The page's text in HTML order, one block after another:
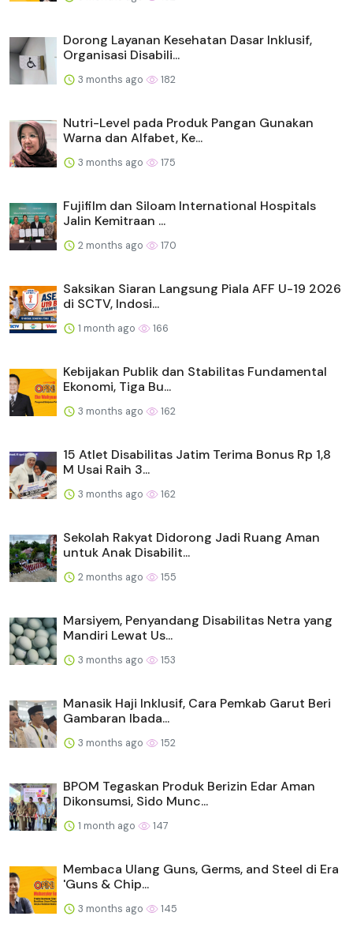
Dorong Layanan Kesehatan Dasar Inklusif,
Organisasi Disabili...
3 months ago 182
Nutri-Level pada Produk Pangan Gunakan
Warna dan Alfabet, Ke...
3 months ago 175
Fujifilm dan Siloam International Hospitals
Jalin Kemitraan ...
2 months ago 170
Saksikan Siaran Langsung Piala AFF U-19 2026
di SCTV, Indosi...
1 month ago 166
Kebijakan Publik dan Stabilitas Fundamental
Ekonomi, Tiga Bu...
3 months ago 162
15 Atlet Disabilitas Jatim Terima Bonus Rp 1,8
M Usai Raih 3...
3 months ago 162
Sekolah Rakyat Didorong Jadi Ruang Aman
untuk Anak Disabilit...
2 months ago 155
Marsiyem, Penyandang Disabilitas Netra yang
Mandiri Lewat Us...
3 months ago 153
Manasik Haji Inklusif, Cara Pemkab Garut Beri
Gambaran Ibada...
3 months ago 152
BPOM Tegaskan Produk Berizin Edar Aman
Dikonsumsi, Sido Munc...
1 month ago 147
Membaca Ulang Guns, Germs, and Steel di Era
'Guns & Chip...
3 months ago 145